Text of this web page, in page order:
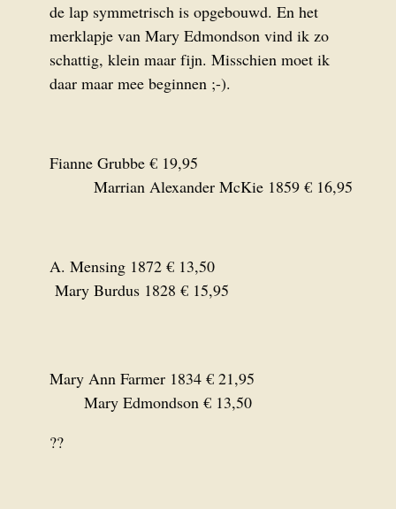
de lap symmetrisch is opgebouwd. En het
merklapje van Mary Edmondson vind ik zo
schattig, klein maar fijn. Misschien moet ik
daar maar mee beginnen ;-).
Fianne Grubbe € 19,95
Marrian Alexander McKie 1859 € 16,95
A. Mensing 1872 € 13,50
Mary Burdus 1828 € 15,95
Mary Ann Farmer 1834 € 21,95
Mary Edmondson € 13,50
??